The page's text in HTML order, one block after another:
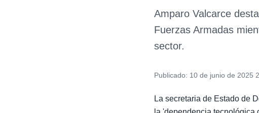
Amparo Valcarce
Fuerzas Armadas
sector.
Publicado: 10 de junio de 2025
La secretaria de Estado de